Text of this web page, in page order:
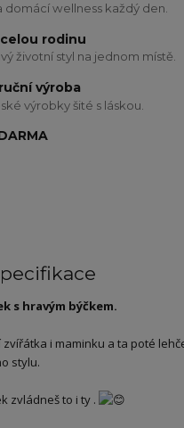
domácí wellness každý den.
rodinu
životní styl na jednom místě.
výroba
výrobky šité s láskou.
s hravým býčkem.
i maminku a ta poté
stylu.
zvládneš to i ty .